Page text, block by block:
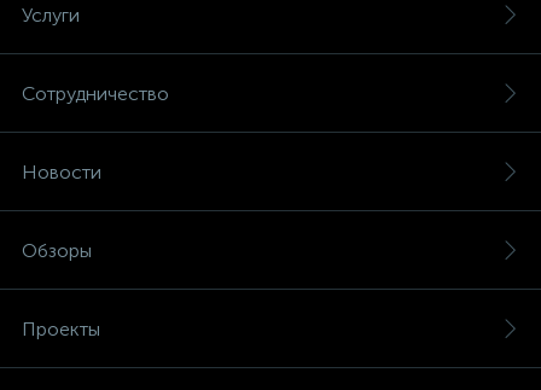
Услуги
Сотрудничество
Новости
Обзоры
Проекты